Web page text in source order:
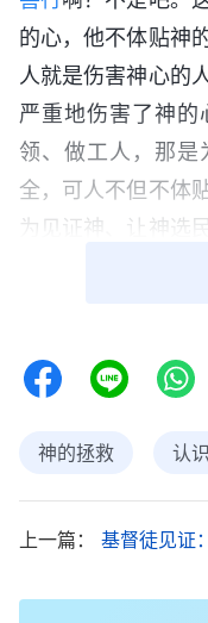
的心，他不体贴神
人就是伤害神心的
严重地伤害了神的
领、做工人，那是
全，可人不但不体
为见证神、让神选
证自己、为达到自
识抬举，用属灵
的话犹如两刃利剑
我能做带领是神的
机会，可我却不体
实质就是抵挡神、
神的拯救 认
上一篇： 基督徒见证